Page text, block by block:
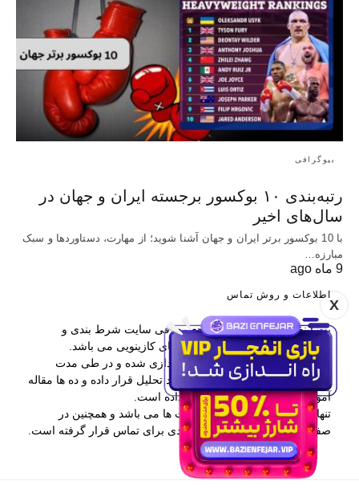
X
بیوگرافی
رتبه‌بندی ۱۰ بوکسور برجسته ایران و جهان در
سال‌های اخیر
با 10 بوکسور برتر ایران و جهان آشنا شوید؛ از مهارت، دستاوردها و سبک
مبارزه…
9 ماه ago
اطلاعات و روش تماس
بت اینفو یکی از برترین مراجع معرفی سایت شرط بندی و
همچنین آموزش پیش بینی و بازی های کازینویی می باشد.
این وب سایت در سال 1397 راه اندازی شده و در طی مدت
فعالیتش بیش از 400 سایت را مورد تحلیل قرار داده و ده ها مقاله
آموزشی در اختیار کاربران قرار داده است.
تنها راه ارتباطی با بت اینفو کامنت ها می باشد و همچنین در
صفحه درباره ما نیز اطلاعات مفیدی برای تماس قرار گرفته است.